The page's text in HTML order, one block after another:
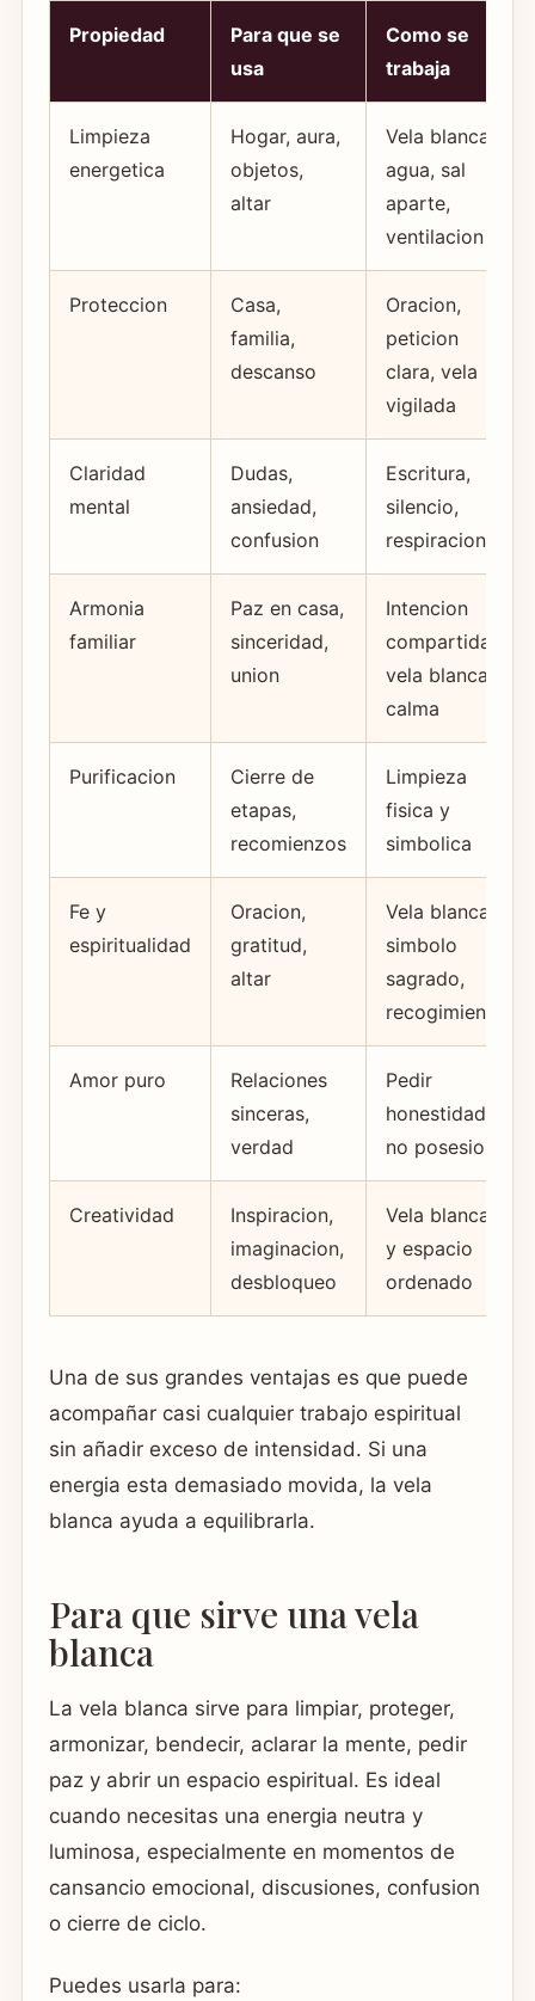
Propiedad
Para que se
usa
Como se
trabaja
Limpieza
energetica
Hogar, aura,
objetos,
altar
Vela blanca,
agua, sal
aparte,
ventilacion
Proteccion
Casa,
familia,
descanso
Oracion,
peticion
clara, vela
vigilada
Claridad
mental
Dudas,
ansiedad,
confusion
Escritura,
silencio,
respiracion
Armonia
familiar
Paz en casa,
sinceridad,
union
Intencion
compartida,
vela blanca y
calma
Purificacion
Cierre de
etapas,
recomienzos
Limpieza
fisica y
simbolica
Fe y
espiritualidad
Oracion,
gratitud,
altar
Vela blanca,
simbolo
sagrado,
recogimiento
Amor puro
Relaciones
sinceras,
verdad
Pedir
honestidad,
no posesion
Creatividad
Inspiracion,
imaginacion,
desbloqueo
Vela blanca
y espacio
ordenado
Una de sus grandes ventajas es que puede
acompañar casi cualquier trabajo espiritual
sin añadir exceso de intensidad. Si una
energia esta demasiado movida, la vela
blanca ayuda a equilibrarla.
Para que sirve una vela
blanca
La vela blanca sirve para limpiar, proteger,
armonizar, bendecir, aclarar la mente, pedir
paz y abrir un espacio espiritual. Es ideal
cuando necesitas una energia neutra y
luminosa, especialmente en momentos de
cansancio emocional, discusiones, confusion
o cierre de ciclo.
Puedes usarla para: